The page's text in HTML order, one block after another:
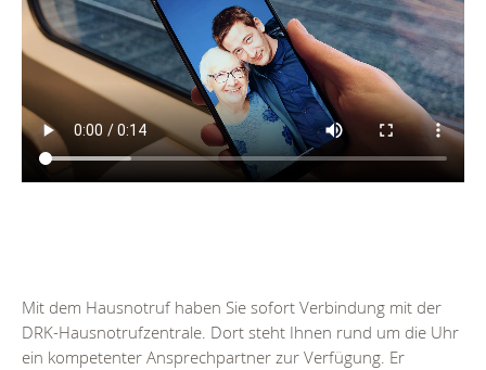
Mit dem Hausnotruf haben Sie sofort Verbindung mit der
DRK-Hausnotrufzentrale. Dort steht Ihnen rund um die Uhr
ein kompetenter Ansprechpartner zur Verfügung. Er